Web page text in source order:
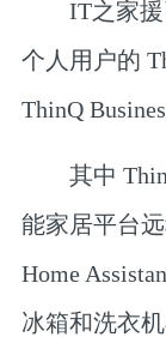
IT之家援
个人用户的
ThinQ
其中
能家居平台
Home
冰箱和洗衣